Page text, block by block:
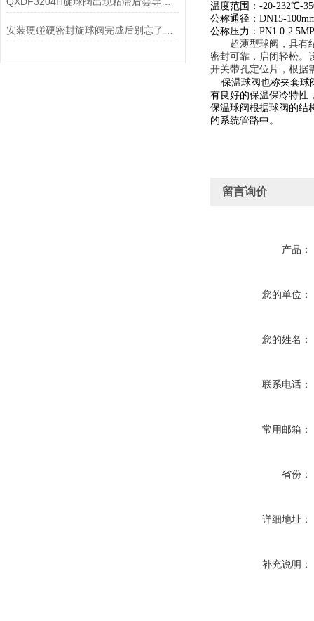
温度范围：-20-232℃-
公称通径：DN15-
公称压力：PN1.0-
超薄型球阀，具有结
密封可靠，启闭轻松。
开关带孔定位片，根据
保温球阀也称夹套球
有良好的保温保冷特性
保温球阀根据球阀的结
的系统管路中。
留言询价
产品：
您的单位：
您的姓名：
联系电话：
常用邮箱：
省份：
详细地址：
补充说明：